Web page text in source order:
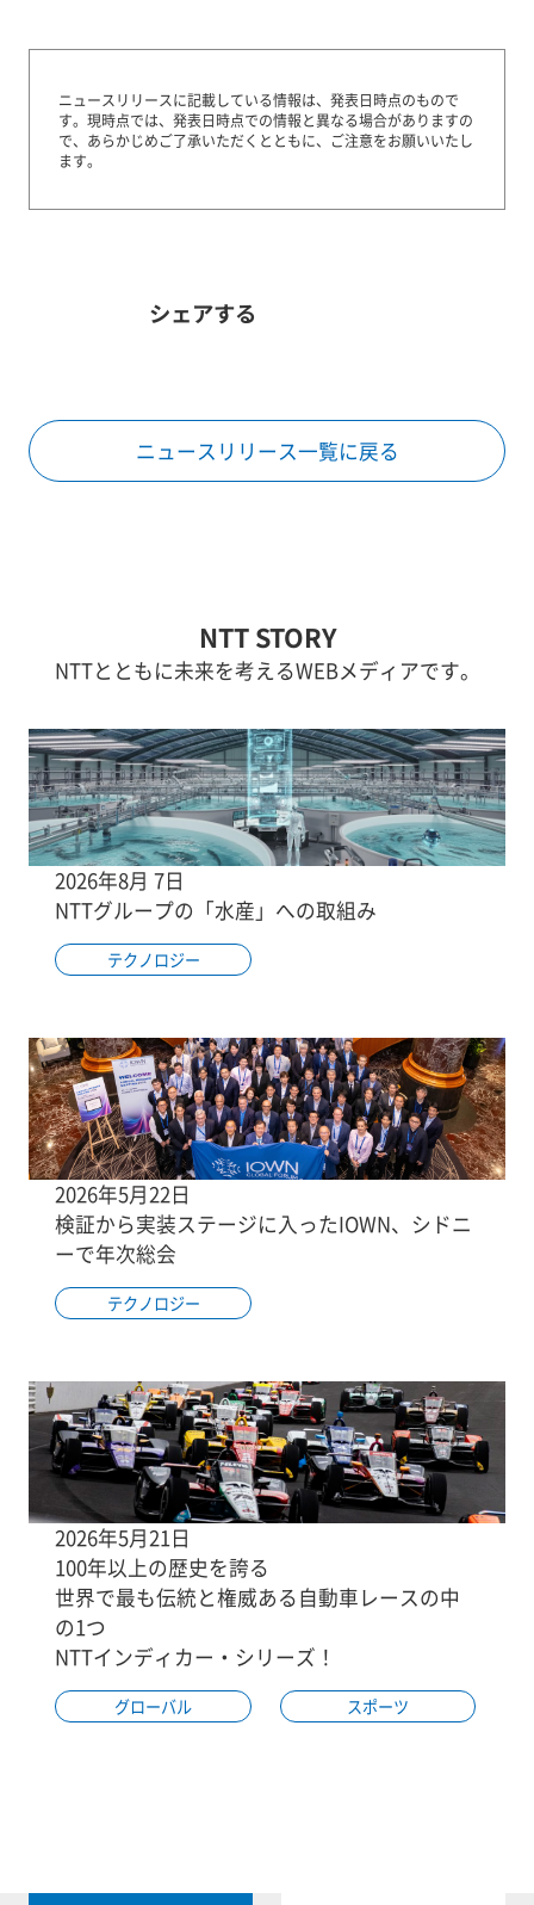
ニュースリリースに記載している情報は、発表日時点のもので
す。 現時点では、発表日時点での情報と異なる場合がありますの
で、あらかじめご了承いただくとともに、ご注意をお願いいたし
ます。
シェアする
ニュースリリース一覧に戻る
NTT STORY
NTTとともに未来を考えるWEBメディアです。
2026年8月 7日
NTTグループの「水産」への取組み
テクノロジー
2026年5月22日
検証から実装ステージに入ったIOWN、シドニ
ーで年次総会
テクノロジー
2026年5月21日
100年以上の歴史を誇る
世界で最も伝統と権威ある自動車レースの中
の1つ
NTTインディカー・シリーズ！
グローバル スポーツ